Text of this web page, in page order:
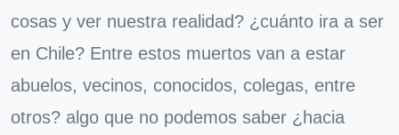
cosas y ver nuestra realidad? ¿cuánto ira a ser
en Chile? Entre estos muertos van a estar
abuelos, vecinos, conocidos, colegas, entre
otros? algo que no podemos saber ¿hacia